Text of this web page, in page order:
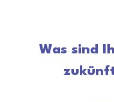
Was sind